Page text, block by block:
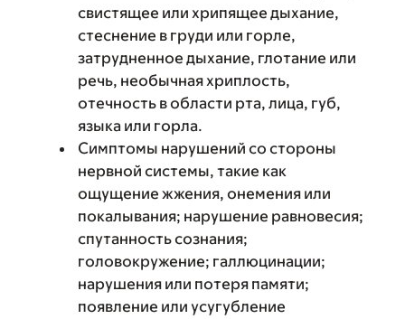
свистящее или хрипящее дыхание,
стеснение в груди или горле,
затрудненное дыхание, глотание или
речь, необычная хриплость,
отечность в области рта, лица, губ,
языка или горла.
Симптомы нарушений со стороны
нервной системы, такие как
ощущение жжения, онемения или
покалывания; нарушение равновесия;
спутанность сознания;
головокружение; галлюцинации;
нарушения или потеря памяти;
появление или усугубление